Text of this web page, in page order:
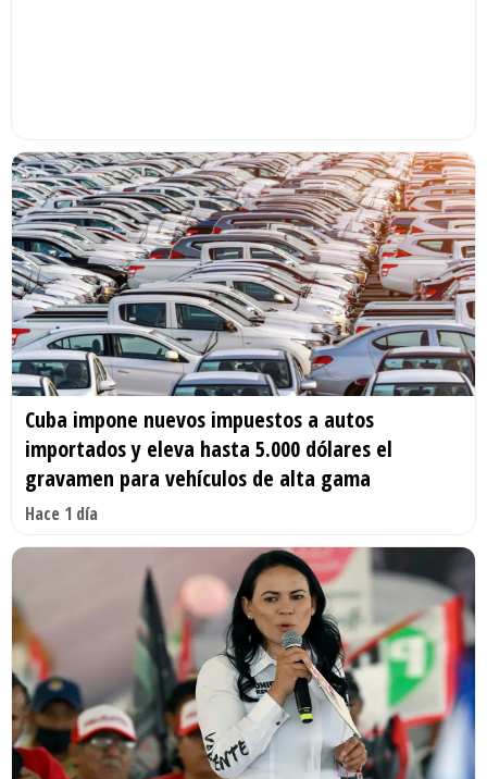
Cuba impone nuevos impuestos a autos
importados y eleva hasta 5.000 dólares el
gravamen para vehículos de alta gama
Hace 1 día